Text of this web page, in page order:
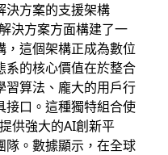
決方案的支援架構
決方案方面構建了一
，這個架構正成為數位
系的核心價值在於整合
習算法、龐大的用戶行
接口。這種獨特組合使
供強大的AI創新平
隊。數據顯示，在全球